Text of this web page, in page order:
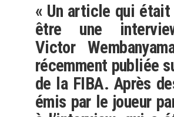
« Un article qui était
être une
Victor
récemment publiée
de la FIBA. Après
émis par le joueur